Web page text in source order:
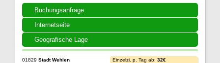
Buchungsanfrage
Internetseite
Geografische Lage
01829 Stadt Wehlen
Einzelzi. p. Tag ab: 32€